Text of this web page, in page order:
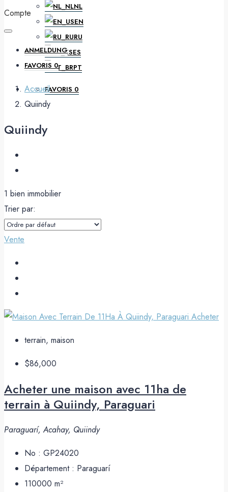
NL
EN
RU
ES
PT
FAVORIS 0
Compte
ANMELDUNG
FAVORIS 0
Accueil
Quiindy
Quiindy
1 bien immobilier
Trier par:
Vente
terrain, maison
$86,000
Acheter une maison avec 11ha de
terrain à Quiindy, Paraguari
Paraguarí, Acahay, Quiindy
No : GP24020
Département : Paraguarí
110000 m²